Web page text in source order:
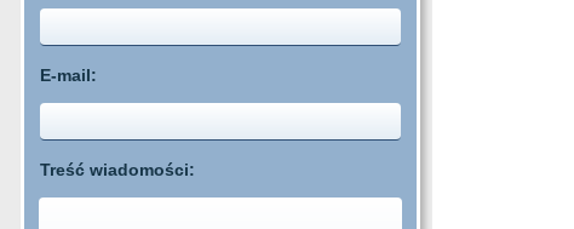
E-mail:
Treść wiadomości: